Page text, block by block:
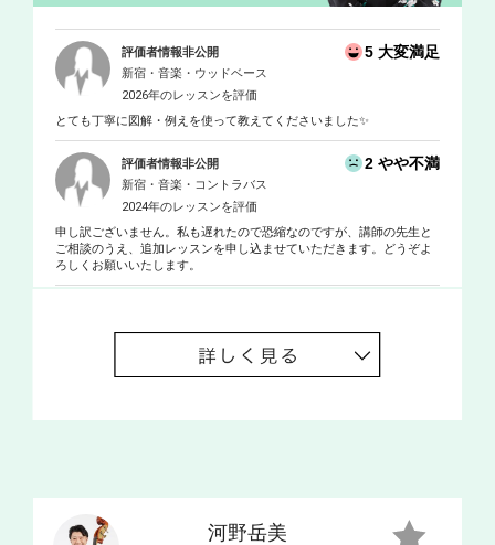
評価者情報非公開 5 大変満足
新宿・音楽・ウッドベース
2026年のレッスンを評価
とても丁寧に図解・例えを使って教えてくださいました✨
評価者情報非公開 2 やや不満
新宿・音楽・コントラバス
2024年のレッスンを評価
申し訳ございません。私も遅れたので恐縮なのですが、講師の先生と
ご相談のうえ、追加レッスンを申し込ませていただきます。どうぞよ
ろしくお願いいたします。
河野岳美